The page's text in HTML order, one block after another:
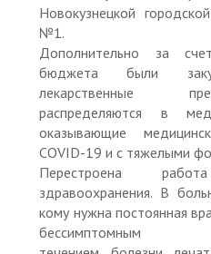
Новокузнецкой
№1.
Дополнительно за
бюджета были
лекарственные
распределяются в
оказывающие
COVID-19 и с тяжелыми
Перестроена
здравоохранения. В
кому нужна постоянная
бессимптомным